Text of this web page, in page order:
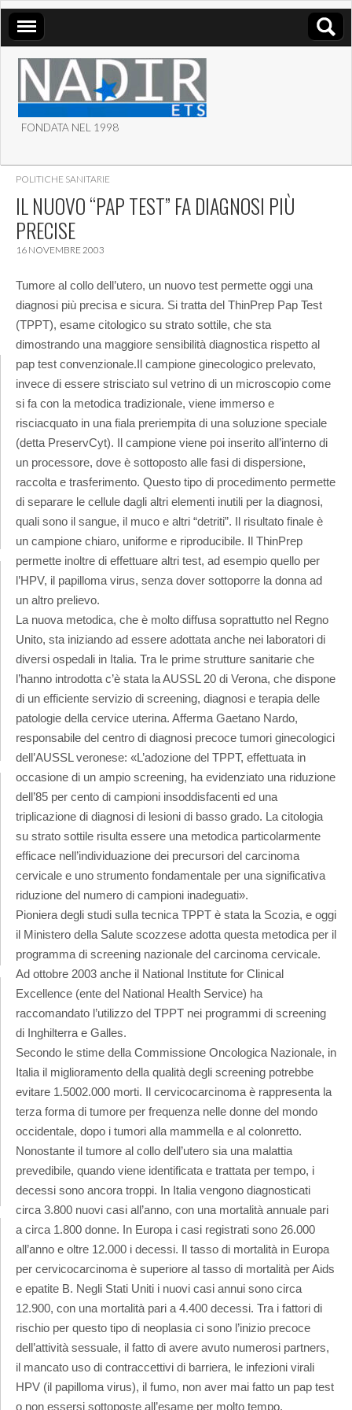
ASSOCIAZIONE NADIR
ETS
FONDATA NEL 1998
POLITICHE SANITARIE
IL NUOVO “PAP TEST” FA DIAGNOSI PIÙ
PRECISE
16 NOVEMBRE 2003
Tumore al collo dell’utero, un nuovo test permette oggi una
diagnosi più precisa e sicura. Si tratta del ThinPrep Pap Test
(TPPT), esame citologico su strato sottile, che sta
dimostrando una maggiore sensibilità diagnostica rispetto al
pap test convenzionale.Il campione ginecologico prelevato,
invece di essere strisciato sul vetrino di un microscopio come
si fa con la metodica tradizionale, viene immerso e
risciacquato in una fiala preriempita di una soluzione speciale
(detta PreservCyt). Il campione viene poi inserito all’interno di
un processore, dove è sottoposto alle fasi di dispersione,
raccolta e trasferimento. Questo tipo di procedimento permette
di separare le cellule dagli altri elementi inutili per la diagnosi,
quali sono il sangue, il muco e altri “detriti”. Il risultato finale è
un campione chiaro, uniforme e riproducibile. Il ThinPrep
permette inoltre di effettuare altri test, ad esempio quello per
l’HPV, il papilloma virus, senza dover sottoporre la donna ad
un altro prelievo.
La nuova metodica, che è molto diffusa soprattutto nel Regno
Unito, sta iniziando ad essere adottata anche nei laboratori di
diversi ospedali in Italia. Tra le prime strutture sanitarie che
l’hanno introdotta c’è stata la AUSSL 20 di Verona, che dispone
di un efficiente servizio di screening, diagnosi e terapia delle
patologie della cervice uterina. Afferma Gaetano Nardo,
responsabile del centro di diagnosi precoce tumori ginecologici
dell’AUSSL veronese: «L’adozione del TPPT, effettuata in
occasione di un ampio screening, ha evidenziato una riduzione
dell’85 per cento di campioni insoddisfacenti ed una
triplicazione di diagnosi di lesioni di basso grado. La citologia
su strato sottile risulta essere una metodica particolarmente
efficace nell’individuazione dei precursori del carcinoma
cervicale e uno strumento fondamentale per una significativa
riduzione del numero di campioni inadeguati».
Pioniera degli studi sulla tecnica TPPT è stata la Scozia, e oggi
il Ministero della Salute scozzese adotta questa metodica per il
programma di screening nazionale del carcinoma cervicale.
Ad ottobre 2003 anche il National Institute for Clinical
Excellence (ente del National Health Service) ha
raccomandato l’utilizzo del TPPT nei programmi di screening
di Inghilterra e Galles.
Secondo le stime della Commissione Oncologica Nazionale, in
Italia il miglioramento della qualità degli screening potrebbe
evitare 1.5002.000 morti. Il cervicocarcinoma è rappresenta la
terza forma di tumore per frequenza nelle donne del mondo
occidentale, dopo i tumori alla mammella e al colonretto.
Nonostante il tumore al collo dell’utero sia una malattia
prevedibile, quando viene identificata e trattata per tempo, i
decessi sono ancora troppi. In Italia vengono diagnosticati
circa 3.800 nuovi casi all’anno, con una mortalità annuale pari
a circa 1.800 donne. In Europa i casi registrati sono 26.000
all’anno e oltre 12.000 i decessi. Il tasso di mortalità in Europa
per cervicocarcinoma è superiore al tasso di mortalità per Aids
e epatite B. Negli Stati Uniti i nuovi casi annui sono circa
12.900, con una mortalità pari a 4.400 decessi. Tra i fattori di
rischio per questo tipo di neoplasia ci sono l’inizio precoce
dell’attività sessuale, il fatto di avere avuto numerosi partners,
il mancato uso di contraccettivi di barriera, le infezioni virali
HPV (il papilloma virus), il fumo, non aver mai fatto un pap test
o non essersi sottoposte all’esame per molto tempo.